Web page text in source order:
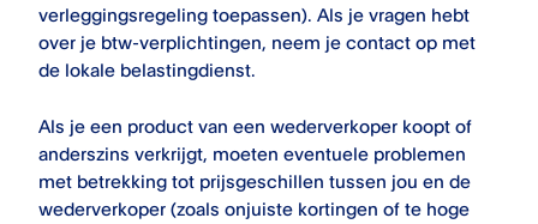
verleggingsregeling toepassen). Als je vragen hebt
over je btw-verplichtingen, neem je contact op met
de lokale belastingdienst.
Als je een product van een wederverkoper koopt of
anderszins verkrijgt, moeten eventuele problemen
met betrekking tot prijsgeschillen tussen jou en de
wederverkoper (zoals onjuiste kortingen of te hoge